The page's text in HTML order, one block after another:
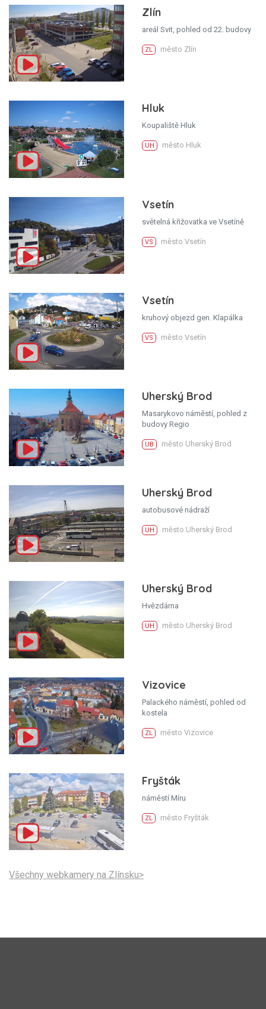
Zlín
areál Svit, pohled od 22. budovy
ZL město Zlín
Hluk
Koupaliště Hluk
UH město Hluk
Vsetín
světelná křižovatka ve Vsetíně
VS město Vsetín
Vsetín
kruhový objezd gen. Klapálka
VS město Vsetín
Uherský Brod
Masarykovo náměstí, pohled z
budovy Regio
UB město Uherský Brod
Uherský Brod
autobusové nádraží
UH město Uherský Brod
Uherský Brod
Hvězdárna
UH město Uherský Brod
Vizovice
Palackého náměstí, pohled od
kostela
ZL město Vizovice
Fryšták
náměstí Míru
ZL město Fryšták
Všechny webkamery na Zlínsku>